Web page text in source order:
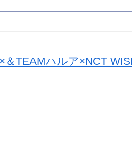
TEAMハルア×NCT